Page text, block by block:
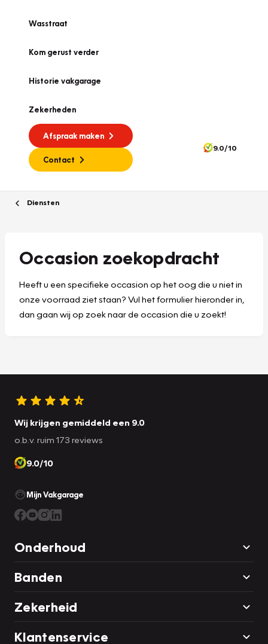
Wasstraat
Kom gerust verder
Historie vakgarage
Zekerheden
Afspraak maken
Contact
9.0/10
Diensten
Occasion zoekopdracht
Heeft u een specifieke occasion op het oog die u niet in
onze voorraad ziet staan? Vul het formulier hieronder in,
dan gaan wij op zoek naar de occasion die u zoekt!
Wij krijgen gemiddeld een 9.0
o.b.v. ruim 173 reviews
9.0/10
Mijn Vakgarage
Onderhoud
Banden
Zekerheid
Klantenservice